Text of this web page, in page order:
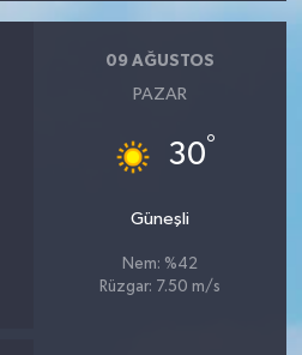
09 AĞUSTOS
PAZAR
30°
Güneşli
Nem: %42
Rüzgar: 7.50 m/s